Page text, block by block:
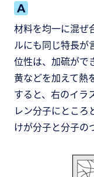
材料を均一に混ぜ
ルにも同じ特長が
位性は、加硫がで
黄などを加えて熱
すると、右のイラ
レン分子にところ
けが分子と分子の